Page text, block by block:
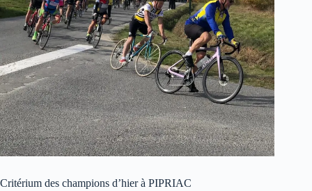
Critérium des champions d’hier à PIPRIAC